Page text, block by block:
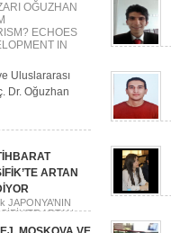
OĞUZHAN
ECHOES
IN
Uluslararası
Dr. Oğuzhan
ARTAN
JAPONYA’NIN
ARTAN